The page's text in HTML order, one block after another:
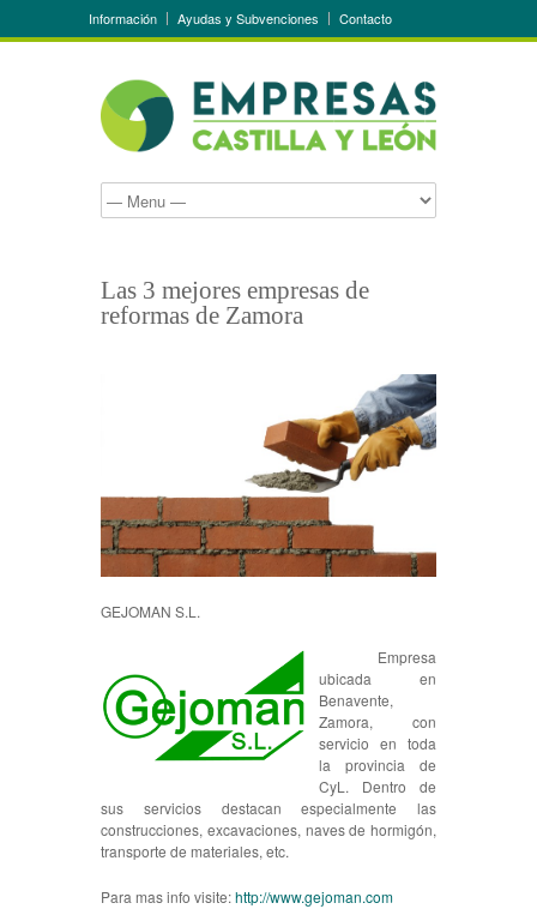
Información Ayudas y Subvenciones Contacto
Las 3 mejores empresas de
reformas de Zamora
GEJOMAN S.L.
Empresa
ubicada en
Benavente,
Zamora, con
servicio en toda
la provincia de
CyL. Dentro de
sus servicios destacan especialmente las
construcciones, excavaciones, naves de hormigón,
transporte de materiales, etc.
Para mas info visite:http://www.gejoman.com